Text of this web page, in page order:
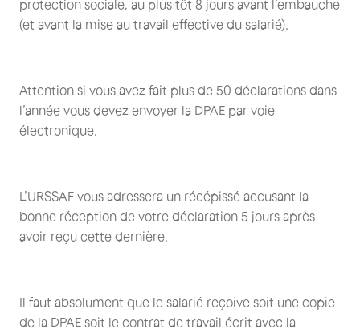
protection sociale, au plus tôt 8 jours avant l’embauche
(et avant la mise au travail effective du salarié).
Attention si vous avez fait plus de 50 déclarations dans
l’année vous devez envoyer la DPAE par voie
électronique.
L’URSSAF vous adressera un récépissé accusant la
bonne réception de votre déclaration 5 jours après
avoir reçu cette dernière.
Il faut absolument que le salarié reçoive soit une copie
de la DPAE soit le contrat de travail écrit avec la